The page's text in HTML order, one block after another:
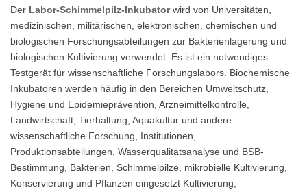
Der Labor-Schimmelpilz-Inkubatorwird von Universitäten,
medizinischen, militärischen, elektronischen, chemischen und
biologischen Forschungsabteilungen zur Bakterienlagerung und
biologischen Kultivierung verwendet. Es ist ein notwendiges
Testgerät für wissenschaftliche Forschungslabors. Biochemische
Inkubatoren werden häufig in den Bereichen Umweltschutz,
Hygiene und Epidemieprävention, Arzneimittelkontrolle,
Landwirtschaft, Tierhaltung, Aquakultur und andere
wissenschaftliche Forschung, Institutionen,
Produktionsabteilungen, Wasserqualitätsanalyse und BSB-
Bestimmung, Bakterien, Schimmelpilze, mikrobielle Kultivierung,
Konservierung und Pflanzen eingesetzt Kultivierung,